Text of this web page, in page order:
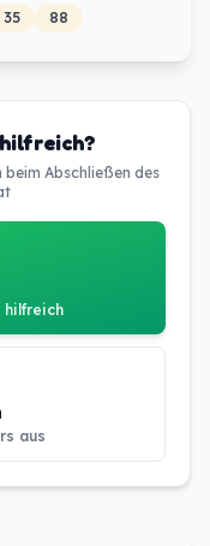
35 88
beim Abschließen des
hilfreich
aus